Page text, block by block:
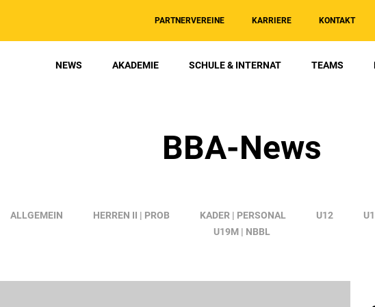
PARTNERVEREINE KARRIERE KONTAKT
NEWS AKADEMIE SCHULE & INTERNAT TEAMS
BBA-News
ALLGEMEIN HERREN II | PROB KADER | PERSONAL U12
U19M | NBBL